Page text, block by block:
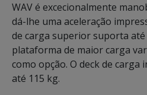
WAV é excecionalmente
dá-lhe uma aceleração
de carga superior suporta
plataforma de maior carga
como opção. O deck de
até 115 kg.